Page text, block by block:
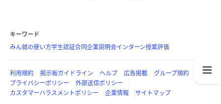
キーワード
みん就の使い方学生認証合同企業説明会インターン授業評価
利用規約 掲示板ガイドライン ヘルプ 広告掲載
グループ規約
プライバシーポリシー
外部送信ポリシー
カスタマーハラスメントポリシー
企業情報 サイトマップ